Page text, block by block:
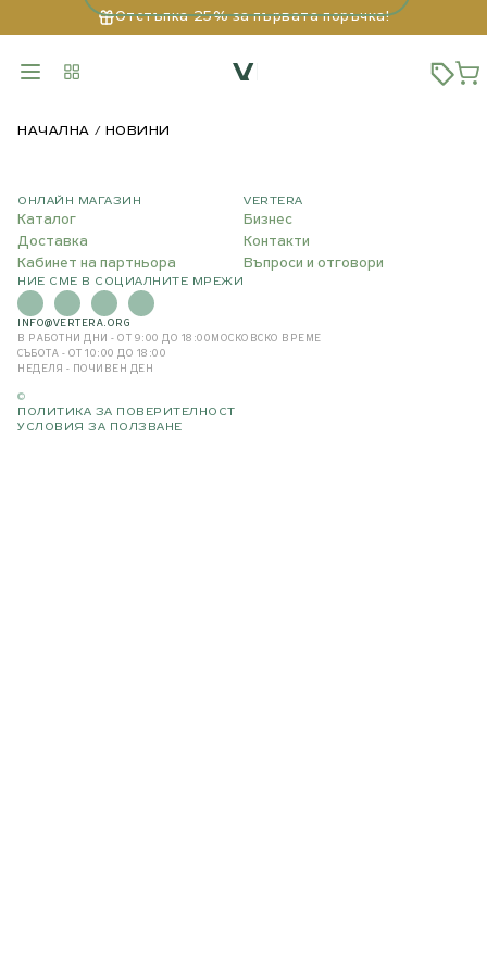
Отстъпка 25% за първата поръчка!
НАЧАЛНА НОВИНИ
ОНЛАЙН МАГАЗИН
Каталог
Доставка
Кабинет на партньора
VERTERA
Бизнес
Контакти
Въпроси и отговори
НИЕ СМЕ В СОЦИАЛНИТЕ МРЕЖИ
INFO@VERTERA.ORG
В РАБОТНИ ДНИ - ОТ 9:00 ДО 18:00 МОСКОВСКО ВРЕМЕ
СЪБОТА - ОТ 10:00 ДО 18:00
НЕДЕЛЯ - ПОЧИВЕН ДЕН
©
ПОЛИТИКА ЗА ПОВЕРИТЕЛНОСТ
УСЛОВИЯ ЗА ПОЛЗВАНЕ